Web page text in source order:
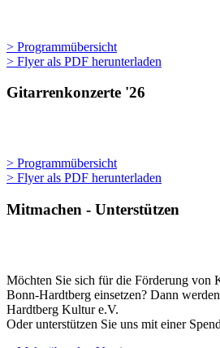
> Programmübersicht
> Flyer als PDF herunterladen
Gitarrenkonzerte '26
> Programmübersicht
> Flyer als PDF herunterladen
Mitmachen - Unterstützen
Möchten Sie sich für die Förderung von
Bonn-Hardtberg einsetzen? Dann
Hardtberg Kultur e.V.
Oder unterstützen Sie uns mit einer